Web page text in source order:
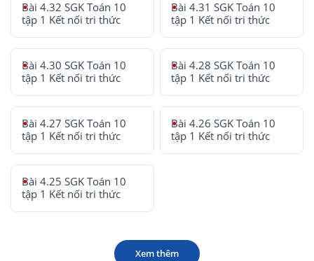
Bài 4.32 SGK Toán 10
tập 1 Kết nối tri thức
Bài 4.31 SGK Toán 10
tập 1 Kết nối tri thức
Bài 4.30 SGK Toán 10
tập 1 Kết nối tri thức
Bài 4.28 SGK Toán 10
tập 1 Kết nối tri thức
Bài 4.27 SGK Toán 10
tập 1 Kết nối tri thức
Bài 4.26 SGK Toán 10
tập 1 Kết nối tri thức
Bài 4.25 SGK Toán 10
tập 1 Kết nối tri thức
Xem thêm